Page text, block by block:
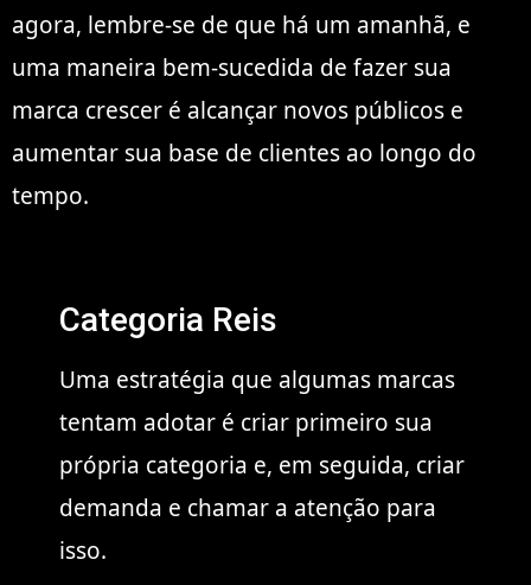
agora, lembre-se de que há um amanhã, e
uma maneira bem-sucedida de fazer sua
marca crescer é alcançar novos públicos e
aumentar sua base de clientes ao longo do
tempo.
Categoria Reis
Uma estratégia que algumas marcas
tentam adotar é criar primeiro sua
própria categoria e, em seguida, criar
demanda e chamar a atenção para
isso.